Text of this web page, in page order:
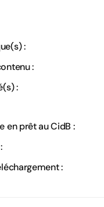
:
:
:
en prêt au CidB :
: